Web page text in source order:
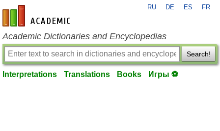
en-academic.com
RU DE ES FR
Academic Dictionaries and Encyclopedias
Search!
Interpretations Translations Books Игры ⚽